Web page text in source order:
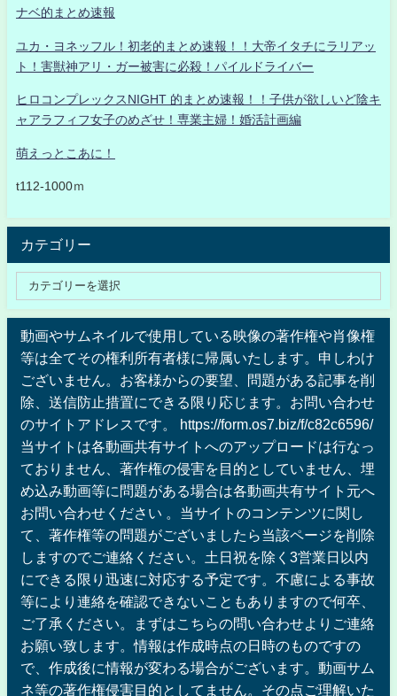
ナベ的まとめ速報
ユカ・ヨネッフル！初老的まとめ速報！！大帝イタチにラリアッ
ト！害獣神アリ・ガー被害に必殺！パイルドライバー
ヒロコンプレックスNIGHT 的まとめ速報！！子供が欲しいど陰キ
ャアラフィフ女子のめざせ！専業主婦！婚活計画編
萌えっとこあに！
t112-1000ｍ
カテゴリー
動画やサムネイルで使用している映像の著作権や肖像権
等は全てその権利所有者様に帰属いたします。申しわけ
ございません。お客様からの要望、問題がある記事を削
除、送信防止措置にできる限り応じます。お問い合わせ
のサイトアドレスです。 https://form.os7.biz/f/c82c6596/
当サイトは各動画共有サイトへのアップロードは行なっ
ておりません、著作権の侵害を目的としていません、埋
め込み動画等に問題がある場合は各動画共有サイト元へ
お問い合わせください 。当サイトのコンテンツに関し
て、著作権等の問題がございましたら当該ページを削除
しますのでご連絡ください。土日祝を除く3営業日以内
にできる限り迅速に対応する予定です。不慮による事故
等により連絡を確認できないこともありますので何卒、
ご了承ください。まずはこちらの問い合わせよりご連絡
お願い致します。情報は作成時点の日時のものですの
で、作成後に情報が変わる場合がございます。動画サム
ネ等の著作権侵害目的としてません。その点ご理解いた